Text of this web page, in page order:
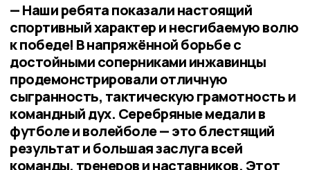
— Наши ребята показали настоящий
спортивный характер и несгибаемую волю
к победе! В напряжённой борьбе с
достойными соперниками инжавинцы
продемонстрировали отличную
сыгранность, тактическую грамотность и
командный дух. Серебряные медали в
футболе и волейболе — это блестящий
результат и большая заслуга всей
команды, тренеров и наставников. Этот